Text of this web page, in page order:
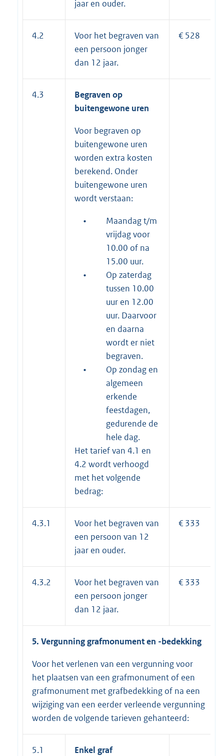
jaar en ouder.
4.2
Voor het begraven van
een persoon jonger
dan 12 jaar.
€ 528
4.3
Begraven op
buitengewone uren
Voor begraven op
buitengewone uren
worden extra kosten
berekend. Onder
buitengewone uren
wordt verstaan:
•
Maandag t/m
vrijdag voor
10.00 of na
15.00 uur.
•
Op zaterdag
tussen 10.00
uur en 12.00
uur. Daarvoor
en daarna
wordt er niet
begraven.
•
Op zondag en
algemeen
erkende
feestdagen,
gedurende de
hele dag.
Het tarief van 4.1 en
4.2 wordt verhoogd
met het volgende
bedrag:
4.3.1
Voor het begraven van
een persoon van 12
jaar en ouder.
€ 333
4.3.2
Voor het begraven van
een persoon jonger
dan 12 jaar.
€ 333
5. Vergunning grafmonument en -bedekking
Voor het verlenen van een vergunning voor
het plaatsen van een grafmonument of een
grafmonument met grafbedekking of na een
wijziging van een eerder verleende vergunning
worden de volgende tarieven gehanteerd:
5.1 Enkel graf